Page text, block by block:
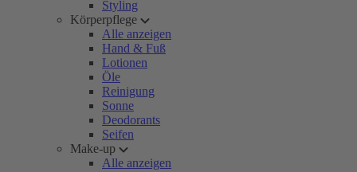
Styling
Körperpflege
Alle anzeigen
Hand & Fuß
Lotionen
Öle
Reinigung
Sonne
Deodorants
Seifen
Make-up
Alle anzeigen